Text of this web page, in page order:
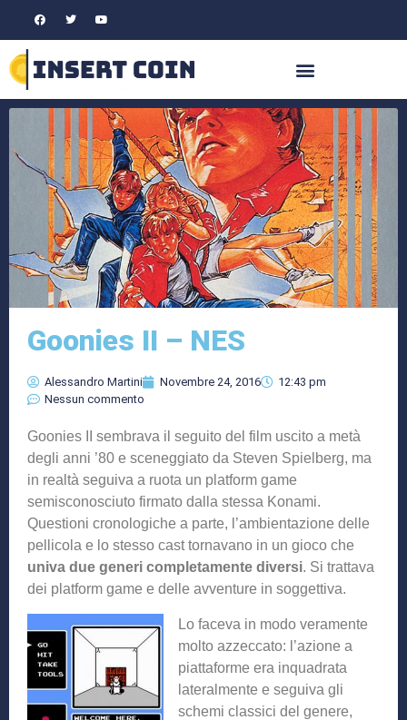
Goonies II – NES
Alessandro Martini Novembre 24, 2016
12:43 pm
Nessun commento
Goonies II sembrava il seguito del film uscito a metà
degli anni ’80 e sceneggiato da Steven Spielberg, ma
in realtà seguiva a ruota un platform game
semisconosciuto firmato dalla stessa Konami.
Questioni cronologiche a parte, l’ambientazione delle
pellicola e lo stesso cast tornavano in un gioco che
univa due generi completamente diversi. Si trattava
dei platform game e delle avventure in soggettiva.
Lo faceva in modo veramente
molto azzeccato: l’azione a
piattaforme era inquadrata
lateralmente e seguiva gli
schemi classici del genere,